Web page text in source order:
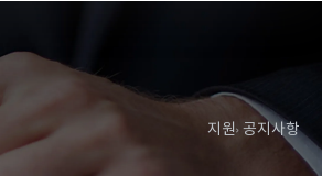
지원 공지사항